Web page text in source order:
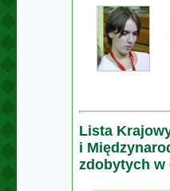
Lista
i
zdobytych w